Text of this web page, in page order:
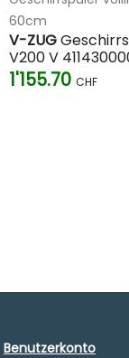
60cm
V-ZUG
V200 V
1'155.70 CHF
Benutzerkonto